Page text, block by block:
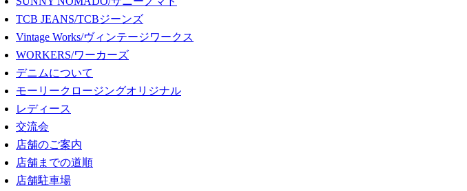
TCB JEANS/TCBジーンズ
Vintage Works/ヴィンテージワークス
WORKERS/ワーカーズ
デニムについて
モーリークロージングオリジナル
レディース
交流会
店舗のご案内
店舗までの道順
店舗駐車場